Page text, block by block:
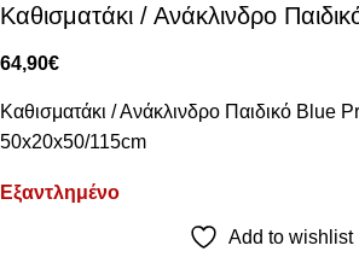
Καθισματάκι / Ανάκλινδρο
64,90€
Καθισματάκι / Ανάκλινδρο Παιδικό Blue
50x20x50/115cm
Εξαντλημένο
Add to wishlist